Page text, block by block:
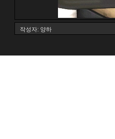
작성자: 양하